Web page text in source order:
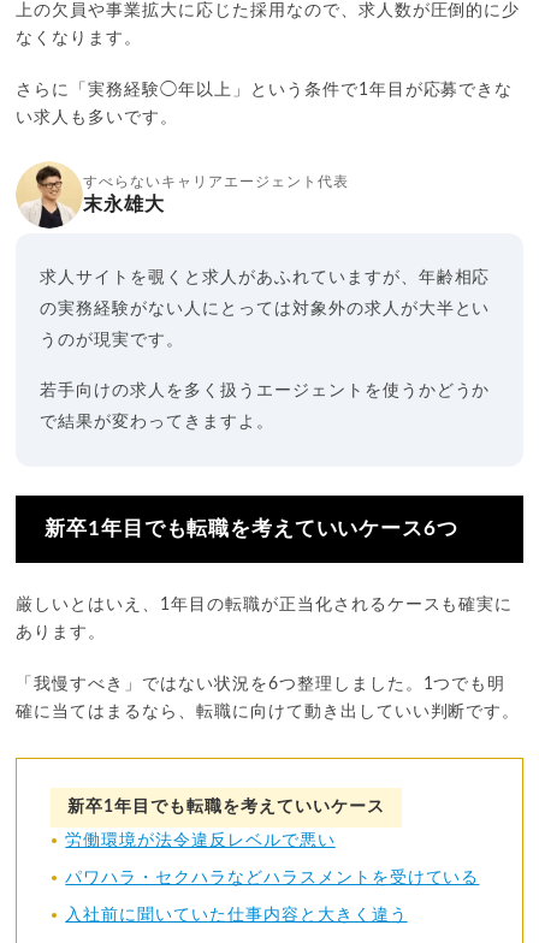
上の欠員や事業拡大に応じた採用なので、求人数が圧倒的に少
なくなります。
さらに「実務経験◯年以上」という条件で1年目が応募できな
い求人も多いです。
すべらないキャリアエージェント代表
末永雄大
求人サイトを覗くと求人があふれていますが、年齢相応
の実務経験がない人にとっては対象外の求人が大半とい
うのが現実です。
若手向けの求人を多く扱うエージェントを使うかどうか
で結果が変わってきますよ。
新卒1年目でも転職を考えていいケース6つ
厳しいとはいえ、1年目の転職が正当化されるケースも確実に
あります。
「我慢すべき」ではない状況を6つ整理しました。1つでも明
確に当てはまるなら、転職に向けて動き出していい判断です。
新卒1年目でも転職を考えていいケース
労働環境が法令違反レベルで悪い
パワハラ・セクハラなどハラスメントを受けている
入社前に聞いていた仕事内容と大きく違う